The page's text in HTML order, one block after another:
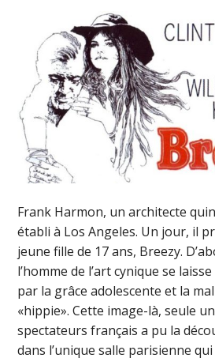
Frank Harmon, un architecte
établi à Los Angeles. Un jour, il
jeune fille de 17 ans, Breezy.
l’homme de l’art cynique se
par la grâce adolescente et la
«hippie». Cette image-là, seule
spectateurs français a pu la
dans l’unique salle parisienne